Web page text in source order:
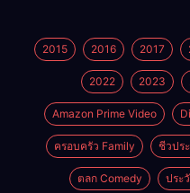
2015 2016 2017
2022 2023
Amazon Prime Video
ครอบครัว Family ชีวปร
ตลก Comedy ประ